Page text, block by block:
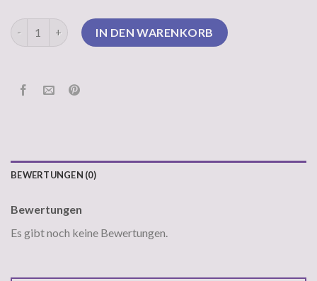
weißer pullover MengeIN DEN WARENKORB
BEWERTUNGEN (0)
Bewertungen
Es gibt noch keine Bewertungen.